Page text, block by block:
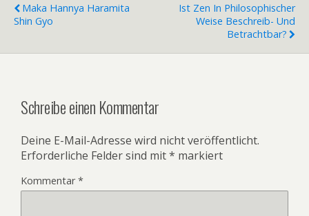
Maka Hannya Haramita
Shin Gyo
Ist Zen In Philosophischer
Weise Beschreib- Und
Betrachtbar?
Schreibe einen Kommentar
Deine E-Mail-Adresse wird nicht veröffentlicht.
Erforderliche Felder sind mit* markiert
Kommentar*